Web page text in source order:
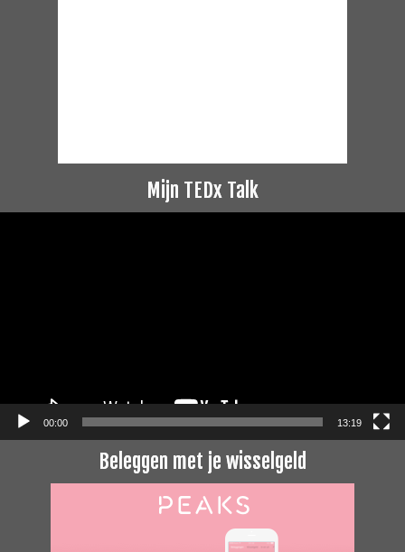
Mijn TEDx Talk
00:00 13:19
Beleggen met je wisselgeld